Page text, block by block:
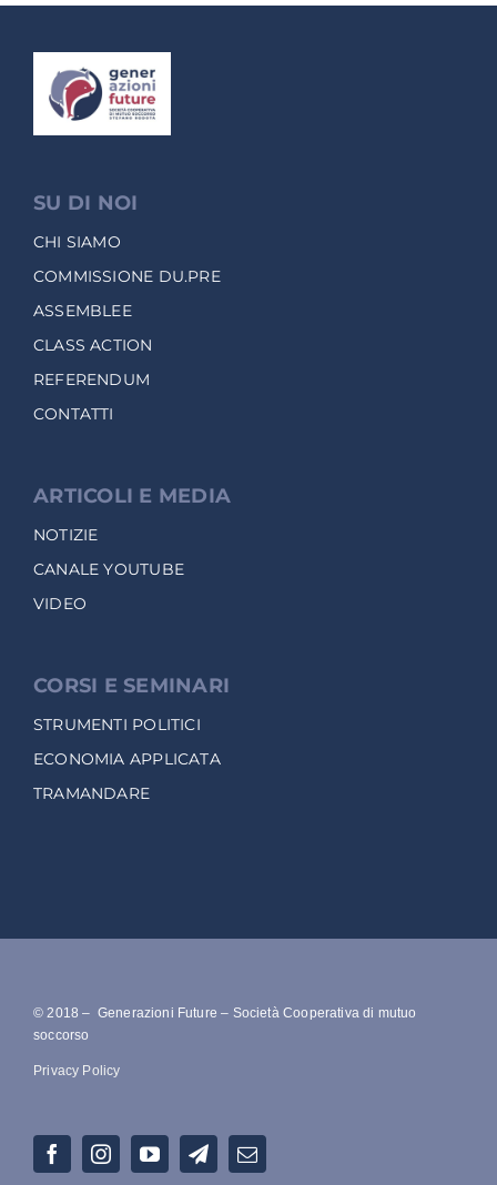
SU DI NOI
CHI SIAMO
COMMISSIONE DU.PRE
ASSEMBLEE
CLASS ACTION
REFERENDUM
CONTATTI
ARTICOLI E MEDIA
NOTIZIE
CANALE YOUTUBE
VIDEO
CORSI E SEMINARI
STRUMENTI POLITICI
ECONOMIA APPLICATA
TRAMANDARE
© 2018 – Generazioni Future – Società Cooperativa di mutuo
soccorso
Privacy Policy